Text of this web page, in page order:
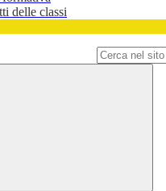
delle classi